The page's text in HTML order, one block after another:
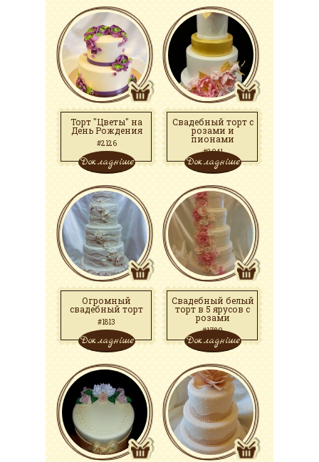
Торт "Цветы" на
День Рождения
#2126
Докладніше
Свадебный торт с
розами и
пионами
#2041
Докладніше
Огромный
свадебный торт
#1813
Докладніше
Свадебный белый
торт в 5 ярусов с
розами
#1780
Докладніше